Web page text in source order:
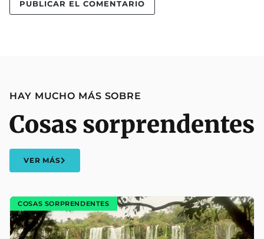
HAY MUCHO MÁS SOBRE
Cosas sorprendentes
VER MÁS
COSAS SORPRENDENTES